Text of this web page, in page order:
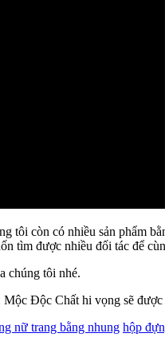
tôi còn có nhiều sản phẩm
tìm được nhiều đối tác để
chúng tôi nhé.
Độc Chất hi vọng sẽ
nữ trang bằng nhung hộp